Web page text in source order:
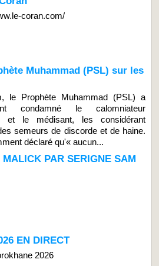
coran.com/
Muhammad (PSL) sur les
le Prophète Muhammad (PSL) a
condamné le calomniateur
et le médisant, les considérant
semeurs de discorde et de haine.
déclaré qu'« aucun...
PAR SERIGNE SAM
EN DIRECT
2026